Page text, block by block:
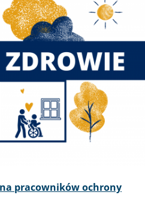
pracowników ochrony